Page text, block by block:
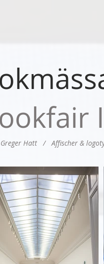
Hatt / Affischer &